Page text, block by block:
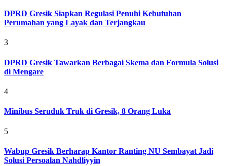
DPRD Gresik Siapkan Regulasi Penuhi Kebutuhan
Perumahan yang Layak dan Terjangkau
3
DPRD Gresik Tawarkan Berbagai Skema dan Formula Solusi
di Mengare
4
Minibus Seruduk Truk di Gresik, 8 Orang Luka
5
Wabup Gresik Berharap Kantor Ranting NU Sembayat Jadi
Solusi Persoalan Nahdliyyin